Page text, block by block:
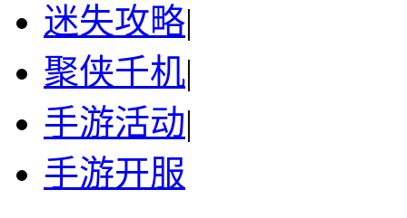
迷失攻略|
聚侠千机|
手游活动|
手游开服